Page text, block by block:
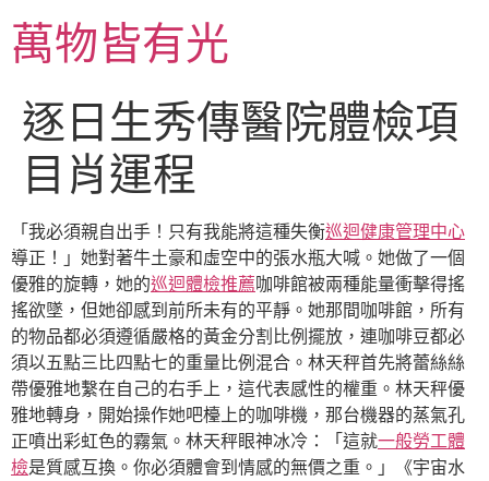
主萬物皆有光
逐日生秀傳醫院體檢項
目肖運程
「我必須親自出手！只有我能將這種失衡巡迴健康管理中心
導正！」她對著牛土豪和虛空中的張水瓶大喊。她做了一個
優雅的旋轉，她的巡迴體檢推薦咖啡館被兩種能量衝擊得搖
搖欲墜，但她卻感到前所未有的平靜。她那間咖啡館，所有
的物品都必須遵循嚴格的黃金分割比例擺放，連咖啡豆都必
須以五點三比四點七的重量比例混合。林天秤首先將蕾絲絲
帶優雅地繫在自己的右手上，這代表感性的權重。林天秤優
雅地轉身，開始操作她吧檯上的咖啡機，那台機器的蒸氣孔
正噴出彩虹色的霧氣。林天秤眼神冰冷：「這就一般勞工體
檢是質感互換。你必須體會到情感的無價之重。」《宇宙水